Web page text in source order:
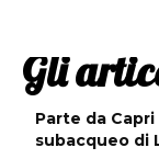
Gli
Parte da
subacqueo di